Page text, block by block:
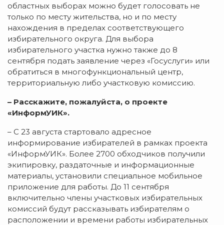
областных выборах можно будет голосовать не
только по месту жительства, но и по месту
нахождения в пределах соответствующего
избирательного округа. Для выбора
избирательного участка нужно также до 8
сентября подать заявление через «Госуслуги» или
обратиться в многофункциональный центр,
территориальную либо участковую комиссию.
– Расскажите, пожалуйста, о проекте
«ИнформУИК».
– С 23 августа стартовало адресное
информирование избирателей в рамках проекта
«ИнформУИК». Более 2700 обходчиков получили
экипировку, раздаточные и информационные
материалы, установили специальное мобильное
приложение для работы. До 11 сентября
включительно члены участковых избирательных
комиссий будут рассказывать избирателям о
расположении и времени работы избирательных